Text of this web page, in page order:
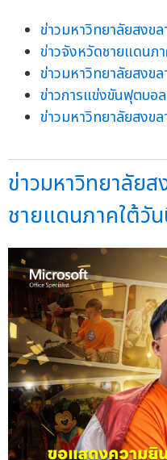
ข่าวมหาวิทยาลัยสงข
ข่าวจังหวัดชายแดนภ
ข่าวมหาวิทยาลัยสงข
ข่าวการแข่งขันฟุตบอล
ข่าวมหาวิทยาลัยสงขล
ข่าวมหาวิทยาลัย
ชายแดนภาคใต้วั